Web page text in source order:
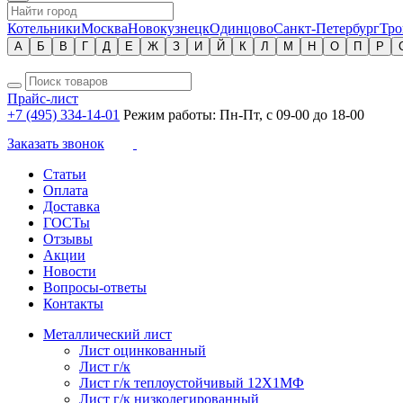
КотельникиМоскваНовокузнецкОдинцовоСанкт-Петербург
А Б В Г Д Е Ж З И Й К Л М Н О П Р
Прайс-лист
+7 (495) 334-14-01 Режим работы: Пн-Пт, с 09-00 до 18-00
Заказать звонок
Статьи
Оплата
Доставка
ГОСТы
Отзывы
Акции
Новости
Вопросы-ответы
Контакты
Металлический лист
Лист оцинкованный
Лист г/к
Лист г/к теплоустойчивый 12Х1МФ
Лист г/к низколегированный